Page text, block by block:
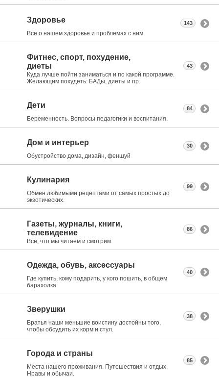
Здоровье
Все о нашем здоровье и проблемах с ним.
143
Фитнес, спорт, похудение,
диеты
Куда лучше пойти заниматься и по какой программе.
Желающим похудеть: БАДы, диеты и пр.
43
Дети
Беременность. Вопросы педагогики и воспитания.
84
Дом и интерьер
Обустройство дома, дизайн, феншуй
30
Кулинария
Обмен любимыми рецептами от самых простых до
экзотических.
99
Газеты, журналы, книги,
телевидение
Все, что мы читаем и смотрим.
86
Одежда, обувь, аксессуары
Где купить, кому подарить, у кого пошить, в общем
барахолка.
40
Зверушки
Братья наши меньшие воистину достойны того,
чтобы обсудить их корм и стул.
38
Города и страны
Места нашего проживания. Путешествия и отдых.
Нравы и обычаи.
85